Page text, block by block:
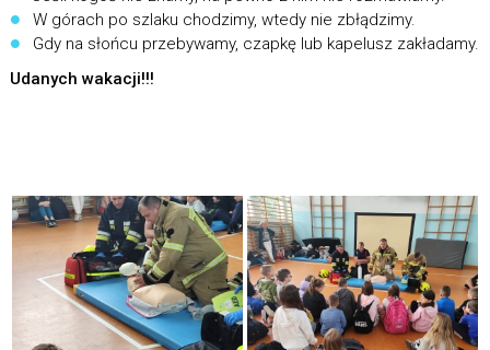
W górach po szlaku chodzimy, wtedy nie zbłądzimy.
Gdy na słońcu przebywamy, czapkę lub kapelusz zakładamy.
Udanych wakacji!!!